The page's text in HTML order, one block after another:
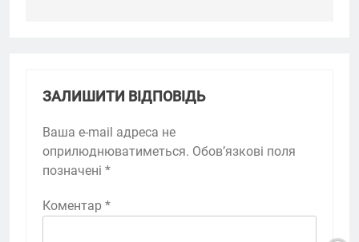
ЗАЛИШИТИ ВІДПОВІДЬ
Ваша e-mail адреса не
оприлюднюватиметься. Обов’язкові поля
позначені *
Коментар *